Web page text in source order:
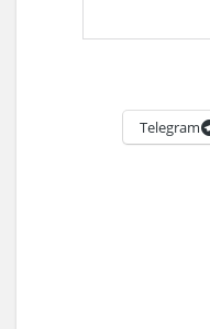
Telegram